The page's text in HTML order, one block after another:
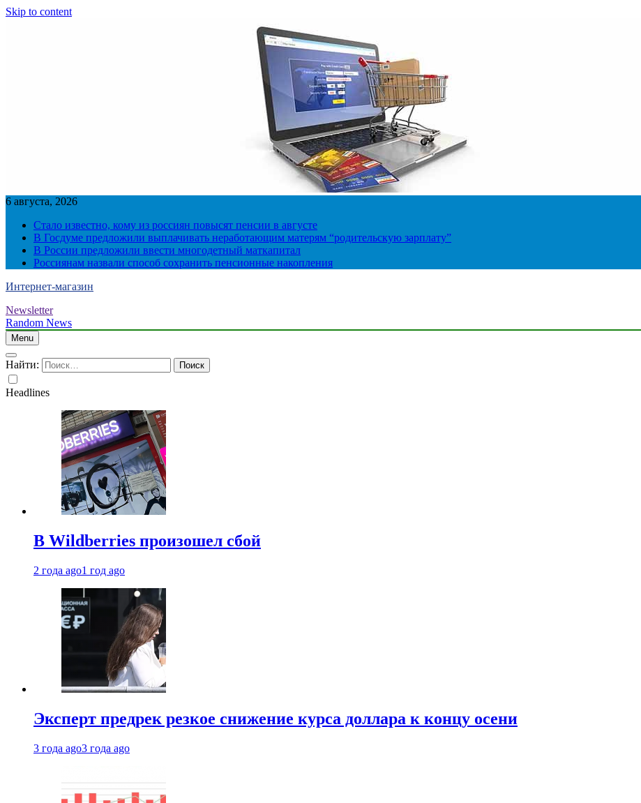
Skip to content
6 августа, 2026
Стало известно, кому из россиян повысят пенсии в августе
В Госдуме предложили выплачивать неработающим матерям “родительскую зарплату”
В России предложили ввести многодетный маткапитал
Россиянам назвали способ сохранить пенсионные накопления
Интернет-магазин
Newsletter
Random News
Menu
Найти:
Headlines
В Wildberries произошел сбой
2 года ago1 год ago
Эксперт предрек резкое снижение курса доллара к концу осени
3 года ago3 года ago